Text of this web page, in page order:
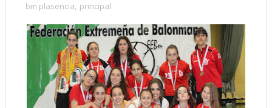
bm plasencia, principal